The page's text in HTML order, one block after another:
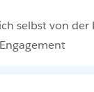
selbst von der